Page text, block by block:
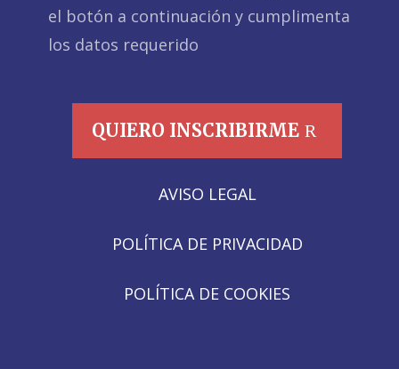
el botón a continuación y cumplimenta
los datos requerido
QUIERO INSCRIBIRME
AVISO LEGAL
POLÍTICA DE PRIVACIDAD
POLÍTICA DE COOKIES